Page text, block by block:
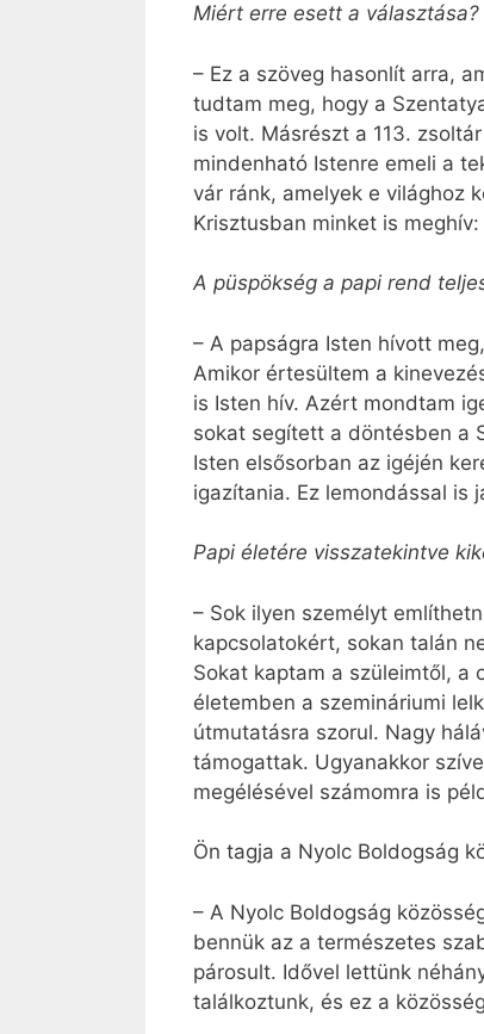
Miért erre esett a választása?
– Ez a szöveg hasonlít arra,
tudtam meg, hogy a
is volt. Másrészt a 113.
mindenható Istenre emeli a
vár ránk, amelyek e világhoz
Krisztusban minket is
A püspökség a papi rend
– A papságra Isten hívott
Amikor értesültem a
is Isten hív. Azért mondtam
sokat segített a döntésben a
Isten elsősorban az igéjén
igazítania. Ez lemondással is
Papi életére visszatekintve
– Sok ilyen személyt
kapcsolatokért, sokan talán
Sokat kaptam a szüleimtől, a
életemben a szemináriumi
útmutatásra szorul. Nagy
támogattak. Ugyanakkor
megélésével számomra is
Ön tagja a Nyolc Boldogság
– A Nyolc Boldogság
bennük az a természetes
párosult. Idővel lettünk
találkoztunk, és ez a